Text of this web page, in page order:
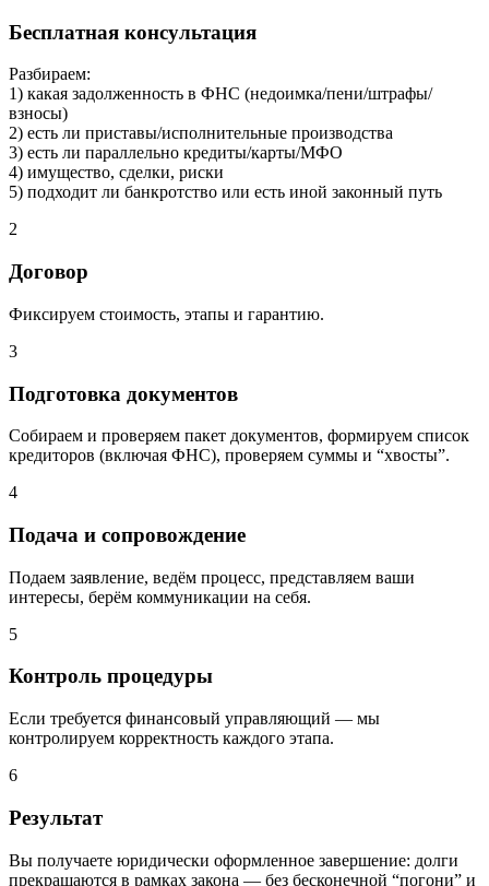
Бесплатная консультация
Разбираем:
1) какая задолженность в ФНС (недоимка/пени/штрафы/
взносы)
2) есть ли приставы/исполнительные производства
3) есть ли параллельно кредиты/карты/МФО
4) имущество, сделки, риски
5) подходит ли банкротство или есть иной законный путь
2
Договор
Фиксируем стоимость, этапы и гарантию.
3
Подготовка документов
Собираем и проверяем пакет документов, формируем список
кредиторов (включая ФНС), проверяем суммы и “хвосты”.
4
Подача и сопровождение
Подаем заявление, ведём процесс, представляем ваши
интересы, берём коммуникации на себя.
5
Контроль процедуры
Если требуется финансовый управляющий — мы
контролируем корректность каждого этапа.
6
Результат
Вы получаете юридически оформленное завершение: долги
прекращаются в рамках закона — без бесконечной “погони” и